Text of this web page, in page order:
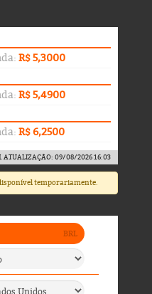
R$ 5,3000
R$ 5,4900
R$ 6,2500
. ATUALIZAÇÃO: 09/08/2026 16:03
temporariamente.